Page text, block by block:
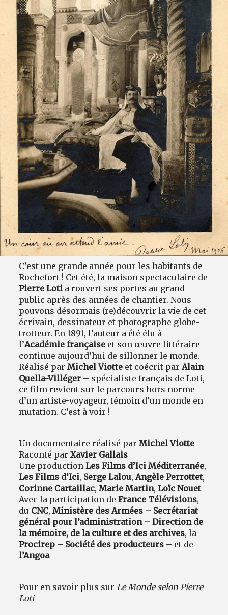
C’est une grande année pour les habitants de
Rochefort ! Cet été, la maison spectaculaire de
Pierre Loti a rouvert ses portes au grand
public après des années de chantier. Nous
pouvons désormais (re)découvrir la vie de cet
écrivain, dessinateur et photographe globe-
trotteur. En 1891, l’auteur a été élu à
l’Académie française et son œuvre littéraire
continue aujourd’hui de sillonner le monde.
Réalisé parMichel Viotte et coécrit parAlain
Quella-Villéger – spécialiste français de Loti,
ce film revient sur le parcours hors norme
d’un artiste-voyageur, témoin d’un monde en
mutation. C’est à voir !
Un documentaire réalisé parMichel Viotte
Raconté parXavier Gallais
Une productionLes Films d’Ici Méditerranée,
Les Films d’Ici, Serge Lalou,Angèle Perrottet,
Corinne Cartaillac,Marie Martin,Loïc Nouet
Avec la participation deFrance Télévisions,
du CNC,Ministère des Armées – Secrétariat
général pour l’administration – Direction de
la mémoire, de la culture et des archives, la
Procirep – Société des producteurs – et de
l’Angoa
Pour en savoir plus sur Le Monde selon Pierre
Loti